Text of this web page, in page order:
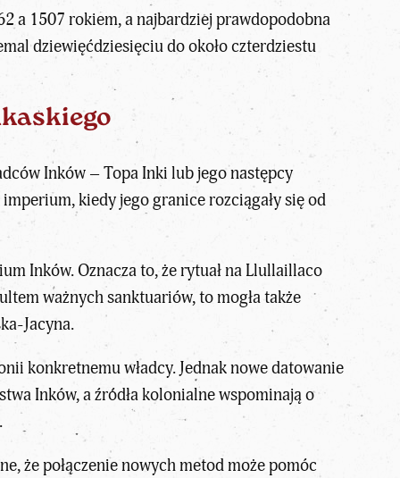
a 1507 rokiem, a najbardziej prawdopodobna
dziewięćdziesięciu do około czterdziestu
Inków – Topa Inki lub jego następcy
kiedy jego granice rozciągały się od
Inków. Oznacza to, że rytuał na Llullaillaco
ważnych sanktuariów, to mogła także
Jacyna.
konkretnemu władcy. Jednak nowe datowanie
Inków, a źródła kolonialne wspominają o
że połączenie nowych metod może pomóc